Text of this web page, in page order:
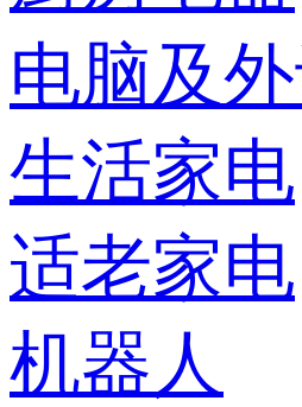
电脑及
生活家电
适老家电
机器人